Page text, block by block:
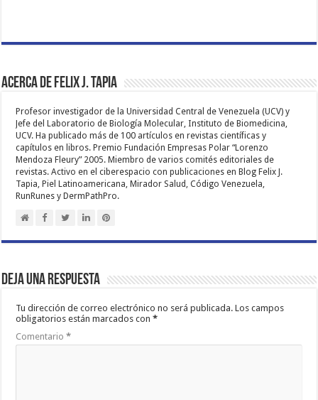
Acerca de Felix J. Tapia
Profesor investigador de la Universidad Central de Venezuela (UCV) y
Jefe del Laboratorio de Biología Molecular, Instituto de Biomedicina,
UCV. Ha publicado más de 100 artículos en revistas científicas y
capítulos en libros. Premio Fundación Empresas Polar “Lorenzo
Mendoza Fleury” 2005. Miembro de varios comités editoriales de
revistas. Activo en el ciberespacio con publicaciones en Blog Felix J.
Tapia, Piel Latinoamericana, Mirador Salud, Código Venezuela,
RunRunes y DermPathPro.
Deja una respuesta
Tu dirección de correo electrónico no será publicada. Los campos
obligatorios están marcados con*
Comentario*